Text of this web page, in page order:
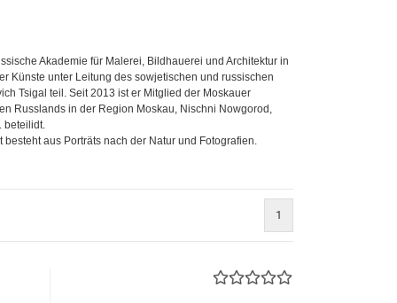
Akademie für Malerei, Bildhauerei und Architektur in
Künste unter Leitung des sowjetischen und russischen
Tsigal teil. Seit 2013 ist er Mitglied der Moskauer
Russlands in der Region Moskau, Nischni Nowgorod,
beteilidt.
aus Porträts nach der Natur und Fotografien.
1